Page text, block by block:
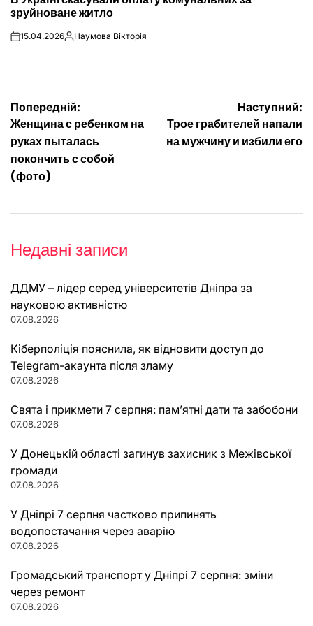
зруйноване житло
on15.04.2026Опубліковано
Наумова Вікторія
Навігація
записів
Попередній:
Женщина с ребенком на
руках пыталась
покончить с собой
(фото)
Наступний:
Трое грабителей напали
на мужчину и избили его
Недавні записи
ДДМУ – лідер серед університетів Дніпра за
науковою активністю
07.08.2026
Кіберполіція пояснила, як відновити доступ до
Telegram-акаунта після зламу
07.08.2026
Свята і прикмети 7 серпня: пам’ятні дати та забобони
07.08.2026
У Донецькій області загинув захисник з Межівської
громади
07.08.2026
У Дніпрі 7 серпня частково припинять
водопостачання через аварію
07.08.2026
Громадський транспорт у Дніпрі 7 серпня: зміни
через ремонт
07.08.2026